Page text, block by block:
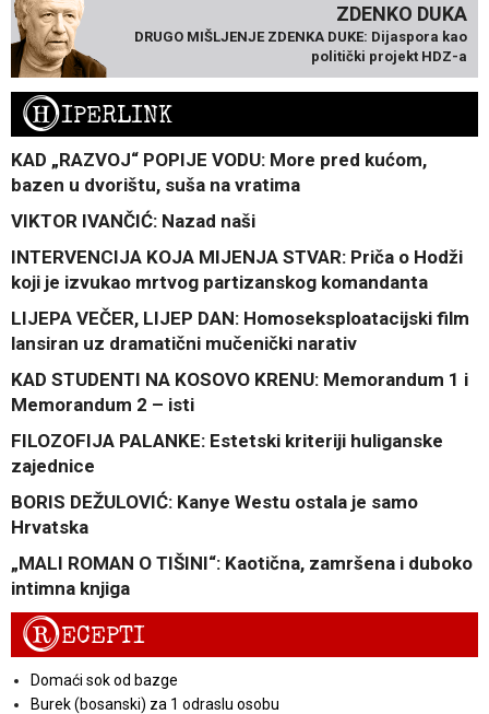
ZDENKO DUKA
DRUGO MIŠLJENJE ZDENKA DUKE: Dijaspora kao
politički projekt HDZ-a
HIPERLINK
KAD „RAZVOJ“ POPIJE VODU: More pred kućom,
bazen u dvorištu, suša na vratima
VIKTOR IVANČIĆ: Nazad naši
INTERVENCIJA KOJA MIJENJA STVAR: Priča o Hodži
koji je izvukao mrtvog partizanskog komandanta
LIJEPA VEČER, LIJEP DAN: Homoseksploatacijski film
lansiran uz dramatični mučenički narativ
KAD STUDENTI NA KOSOVO KRENU: Memorandum 1 i
Memorandum 2 – isti
FILOZOFIJA PALANKE: Estetski kriteriji huliganske
zajednice
BORIS DEŽULOVIĆ: Kanye Westu ostala je samo
Hrvatska
„MALI ROMAN O TIŠINI“: Kaotična, zamršena i duboko
intimna knjiga
RECEPTI
Domaći sok od bazge
Burek (bosanski) za 1 odraslu osobu